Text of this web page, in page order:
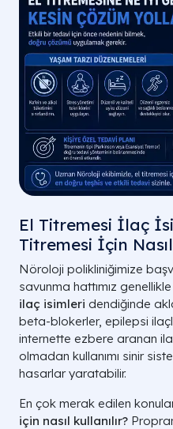
El Titremesi İlaç
Titremesi İçin
Nöroloji polikliniğimize
savunma hattımız
ilaç isimleri dendiğinde
beta-blokerler, epilepsi
internette ezbere aranan
olmadan kullanımı sinir
hasarlar yaratabilir.
En çok merak edilen
için nasıl kullanılır?